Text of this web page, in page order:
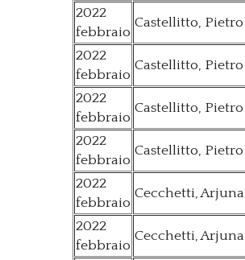
2022
febbraio
Castellitto, Pietro
2022
febbraio
Castellitto, Pietro
2022
febbraio
Castellitto, Pietro
2022
febbraio
Castellitto, Pietro
2022
febbraio
Cecchetti, Arjuna
2022
febbraio
Cecchetti, Arjuna